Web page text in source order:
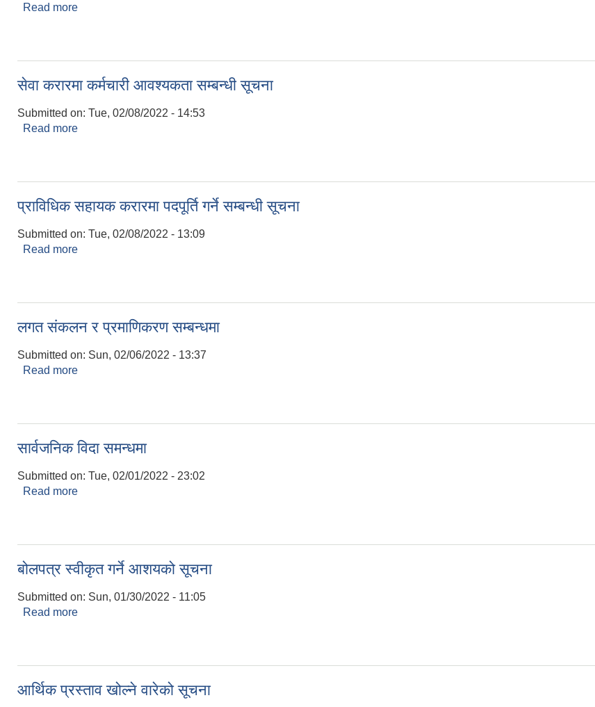
Read more
सेवा करारमा कर्मचारी आवश्यकता सम्बन्धी सूचना
Submitted on: Tue, 02/08/2022 - 14:53
Read more
प्राविधिक सहायक करारमा पदपूर्ति गर्ने सम्बन्धी सूचना
Submitted on: Tue, 02/08/2022 - 13:09
Read more
लगत संकलन र प्रमाणिकरण सम्बन्धमा
Submitted on: Sun, 02/06/2022 - 13:37
Read more
सार्वजनिक विदा समन्धमा
Submitted on: Tue, 02/01/2022 - 23:02
Read more
बोलपत्र स्वीकृत गर्ने आशयको सूचना
Submitted on: Sun, 01/30/2022 - 11:05
Read more
आर्थिक प्रस्ताव खोल्ने वारेको सूचना